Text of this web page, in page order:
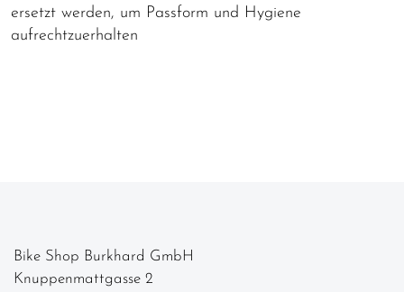
ersetzt werden, um Passform und Hygiene
aufrechtzuerhalten
Bike Shop Burkhard GmbH
Knuppenmattgasse 2